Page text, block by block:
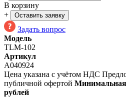
В корзину
+
Оставить заявку
Задать вопрос
Модель
TLM-102
Артикул
A040924
Цена указана с учётом НДС
публичной офертой Минимальная
рублей